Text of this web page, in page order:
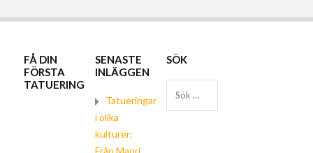
FÅ DIN
FÖRSTA
TATUERING
SENASTE
INLÄGGEN
Tatueringar
i olika
kulturer:
Från Maori
SÖK
efter: